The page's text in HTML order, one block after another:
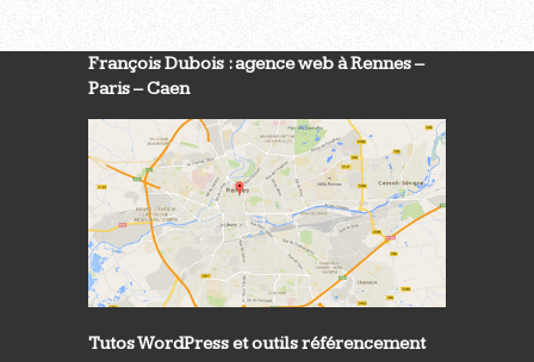
François Dubois : agence web à Rennes –
Paris – Caen
Tutos WordPress et outils référencement